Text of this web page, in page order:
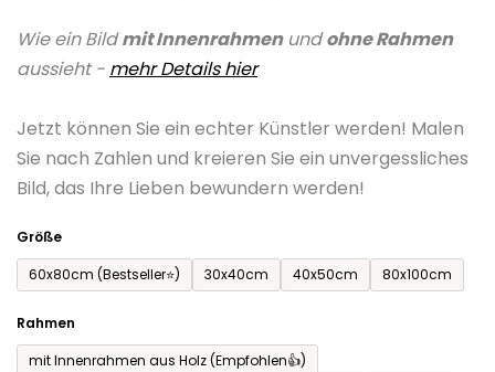
Wie ein Bildmit Innenrahmenundohne Rahmen
aussieht - mehr Details hier
Jetzt können Sie ein echter Künstler werden! Malen
Sie nach Zahlen und kreieren Sie ein unvergessliches
Bild, das Ihre Lieben bewundern werden!
Größe
60x80cm (Bestseller⭐)
30x40cm 40x50cm 80x100cm
Rahmen
mit Innenrahmen aus Holz (Empfohlen👍)
Produktbewertung
ist
von
5
Sternen.